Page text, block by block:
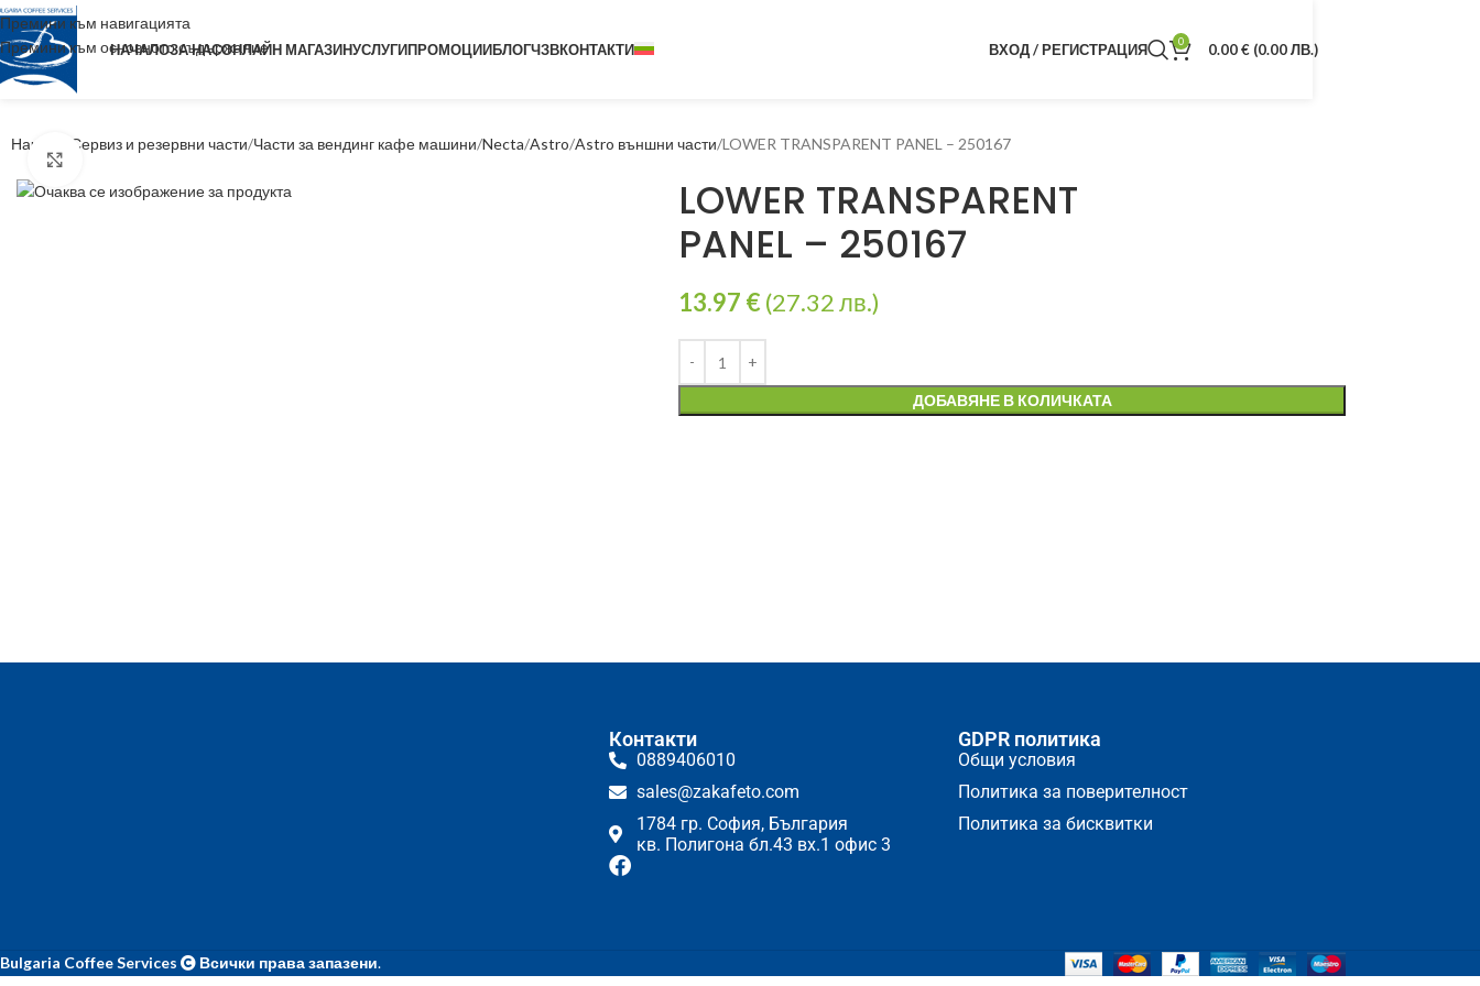
Премини към навигацията
Премини към основното съдържание
НАЧАЛОЗА НАСОНЛАЙН МАГАЗИНУСЛУГИПРОМОЦИИБЛОГЧЗВКОНТАКТИ ВХОД / РЕГИСТРАЦИЯ 0 0.00€ (0.00 ЛВ.)
Начало Сервиз и резервни части Части за вендинг кафе машини Necta Astro Astro външни части LOWER TRANSPARENT PANEL – 250167
LOWER TRANSPARENT
PANEL – 250167
13.97 €(27.32 лв.)
ДОБАВЯНЕ В КОЛИЧКАТА
Контакти
0889406010
sales@zakafeto.com
1784 гр. София, България
кв. Полигона бл.43 вх.1 офис 3
GDPR политика
Общи условия
Политика за поверителност
Политика за бисквитки
Bulgaria Coffee Services Всички права запазени.